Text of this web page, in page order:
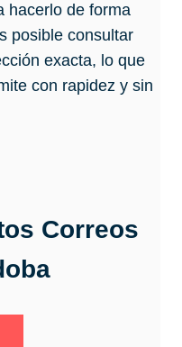
hacerlo de forma
posible consultar
exacta, lo que
con rapidez y sin
Correos